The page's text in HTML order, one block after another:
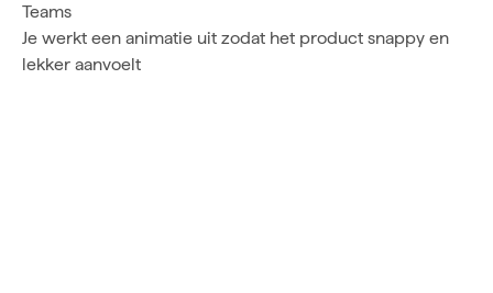
Teams
Je werkt een animatie uit zodat het product snappy en
lekker aanvoelt